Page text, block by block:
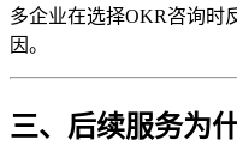
多企业在选择OKR咨询时
因。
三、后续服务为